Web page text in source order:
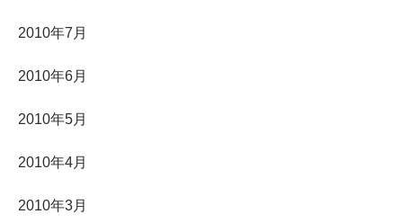
2010年7月
2010年6月
2010年5月
2010年4月
2010年3月